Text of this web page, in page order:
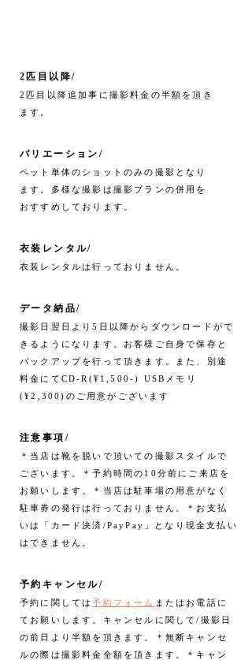
2匹目以降/
2匹目以降追加事に撮影料金の半額を頂き
ます。
バリエーション/
ペット単体のショットのみの撮影となり
ます。多様な撮影は撮影プランの併用を
おすすめしております。
衣装レンタル/
衣装レンタルは行っておりません。
データ納品/
撮影日翌日より5日以降からダウンロードがで
きるようになります。 お客様ご自身で保存と
バックアップを行って頂きます。また、別途
料金にてCD-R(¥1,500-) USBメモリ
(¥2,300)のご用意がございます
注意事項/
＊当店は靴を脱いで頂いての撮影スタイルで
ございます。＊予約時間の10分前にご来店を
お願いします。＊当店は駐車場の用意がなく
駐車券の発行は行っておりません。＊お支払
いは「 カード決済/PayPay 」となり現金支払い
はできません。
予約キャンセル/
予約に関しては予約フォーム またはお電話に
てお願いします。キャンセルに関して/撮影日
の前日より半額を頂きます。＊無断キャンセ
ルの際は撮影料金全額を頂きます。＊キャン